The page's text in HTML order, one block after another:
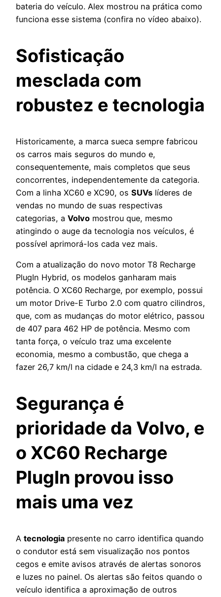
bateria do veículo. Alex mostrou na prática como
funciona esse sistema (confira no vídeo abaixo).
Sofisticação
mesclada com
robustez e tecnologia
Historicamente, a marca sueca sempre fabricou
os carros mais seguros do mundo e,
consequentemente, mais completos que seus
concorrentes, independentemente da categoria.
Com a linha XC60 e XC90, os SUVs líderes de
vendas no mundo de suas respectivas
categorias, a Volvo mostrou que, mesmo
atingindo o auge da tecnologia nos veículos, é
possível aprimorá-los cada vez mais.
Com a atualização do novo motor T8 Recharge
PlugIn Hybrid, os modelos ganharam mais
potência. O XC60 Recharge, por exemplo, possui
um motor Drive-E Turbo 2.0 com quatro cilindros,
que, com as mudanças do motor elétrico, passou
de 407 para 462 HP de potência. Mesmo com
tanta força, o veículo traz uma excelente
economia, mesmo a combustão, que chega a
fazer 26,7 km/l na cidade e 24,3 km/l na estrada.
Segurança é
prioridade da Volvo, e
o XC60 Recharge
PlugIn provou isso
mais uma vez
A tecnologia presente no carro identifica quando
o condutor está sem visualização nos pontos
cegos e emite avisos através de alertas sonoros
e luzes no painel. Os alertas são feitos quando o
veículo identifica a aproximação de outros